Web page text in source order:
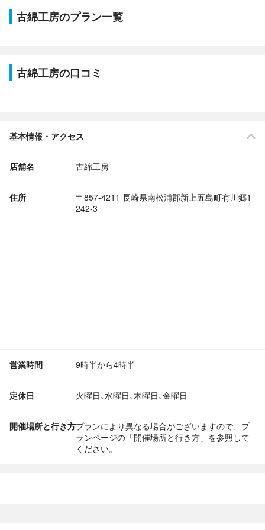
古綿工房のプラン一覧
古綿工房の口コミ
基本情報・アクセス
店舗名 古綿工房
住所
〒857-4211 長崎県南松浦郡新上五島町有川郷1
242-3
営業時間 9時半から4時半
定休日 火曜日､水曜日､木曜日､金曜日
開催場所と行き方プランにより異なる場合がございますので、プ
ランページの「開催場所と行き方」を参照して
ください。